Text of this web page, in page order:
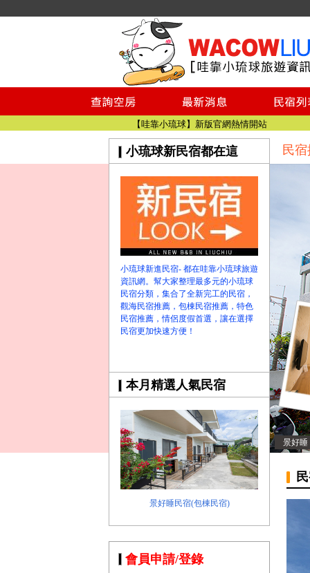
小琉球民宿空房
小琉球民宿
小琉球民宿推薦
【小琉球民宿特約】東港停車場!!看這邊
小琉球民宿 最完整的旅遊資訊都在這
【哇靠小琉球】新版官網熱情開站
【哇靠小琉球粉絲團】即時動態!!
小琉球民宿空房
小琉球民宿
小琉球民宿推薦
【小琉球民宿特約】東港停車場!!看這邊
小琉球民宿 最完整的旅遊資訊都在這
【哇靠小琉球】新版官網熱情開站
【哇靠小琉球粉絲團】即時動態!!
小琉球新民宿都在這
小琉球新進民宿- 都在哇靠小琉球旅遊
資訊網。幫大家整理最多元的小琉球
民宿分類，集合了全新完工的民宿，
觀海民宿推薦，包棟民宿推薦，特色
民宿推薦，情侶度假首選，讓在選擇
民宿更加快速方便！
本月精選人氣民宿
景好睡民宿(包棟民宿)
景好睡
民
會員申請/登錄